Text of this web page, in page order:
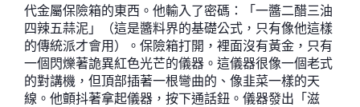
代金屬保險箱的東西。他輸入了密碼：「一醬二醋三油
四辣五蒜泥」（這是醬料界的基礎公式，只有像他這樣
的傳統派才會用）。保險箱打開，裡面沒有黃金，只有
一個閃爍著詭異紅色光芒的儀器。這儀器很像一個老式
的對講機，但頂部插著一根彎曲的、像韭菜一樣的天
線。他顫抖著拿起儀器，按下通話鈕。儀器發出「滋